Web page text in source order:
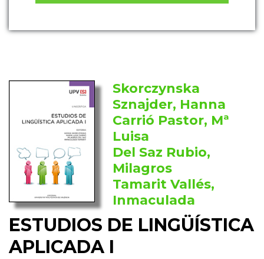
Skorczynska
Sznajder, Hanna
Carrió Pastor, Mª
Luisa
Del Saz Rubio,
Milagros
Tamarit Vallés,
Inmaculada
ESTUDIOS DE LINGÜÍSTICA
APLICADA I